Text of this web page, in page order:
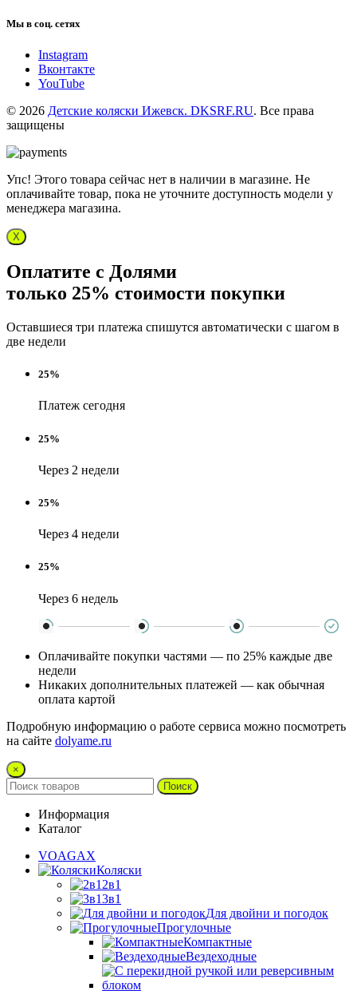
Мы в соц. сетях
Instagram
Вконтакте
YouTube
© 2026 Детские коляски Ижевск. DKSRF.RU. Все права
защищены
Упс! Этого товара сейчас нет в наличии в магазине. Не
оплачивайте товар, пока не уточните доступность модели у
менеджера магазина.
X
Оплатите с Долями
только 25% стоимости покупки
Оставшиеся три платежа спишутся автоматически с шагом в
две недели
25%
Платеж сегодня
25%
Через 2 недели
25%
Через 4 недели
25%
Через 6 недель
Оплачивайте покупки частями — по 25% каждые две
недели
Никаких дополнительных платежей — как обычная
оплата картой
Подробную информацию о работе сервиса можно посмотреть
на сайте dolyame.ru
×
Поиск
Информация
Каталог
VOAGAX
Коляски
2в1
3в1
Для двойни и погодок
Прогулочные
Компактные
Вездеходные